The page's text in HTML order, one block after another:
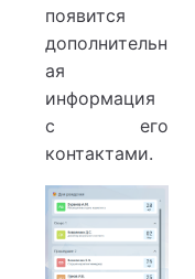
появится
дополнительн
ая
информация
с его
контактами.